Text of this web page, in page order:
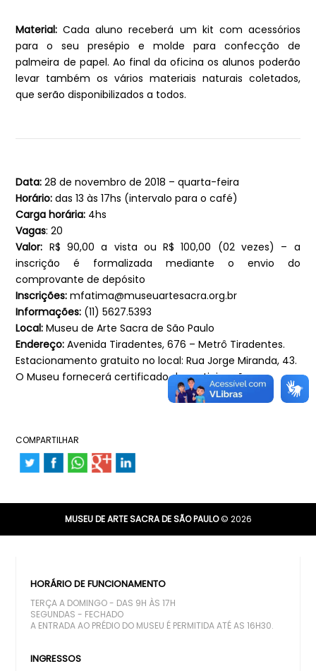
Material:Cada aluno receberá um kit com acessórios
para o seu presépio e molde para confecção de
palmeira de papel. Ao final da oficina os alunos poderão
levar também os vários materiais naturais coletados,
que serão disponibilizados a todos.
Data: 28 de novembro de 2018 – quarta-feira
Horário:das 13 às 17hs (intervalo para o café)
Carga horária: 4hs
Vagas: 20
Valor: R$ 90,00 a vista ou R$ 100,00 (02 vezes) – a
inscrição é formalizada mediante o envio do
comprovante de depósito
Inscrições:mfatima@museuartesacra.org.br
Informações: (11) 5627.5393
Local: Museu de Arte Sacra de São Paulo
Endereço: Avenida Tiradentes, 676 – Metrô Tiradentes.
Estacionamento gratuito no local: Rua Jorge Miranda, 43.
O Museu fornecerá certificado de participação.
COMPARTILHAR
MUSEU DE ARTE SACRA DE SÃO PAULO© 2026
HORÁRIO DE FUNCIONAMENTO
TERÇA A DOMINGO - DAS 9H ÀS 17H
SEGUNDAS - FECHADO
A ENTRADA AO PRÉDIO DO MUSEU É PERMITIDA ATÉ AS 16H30.
INGRESSOS